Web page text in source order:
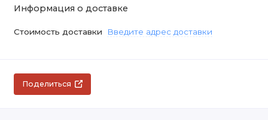
Информация о доставке
Стоимость доставки Введите адрес доставки
Поделиться